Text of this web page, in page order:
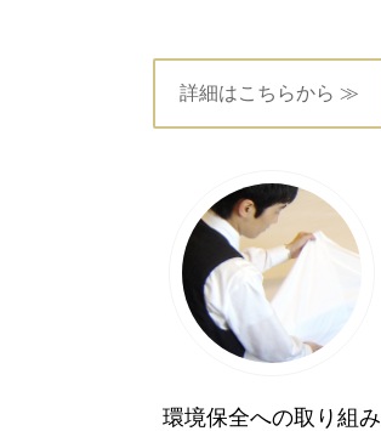
詳細はこちらから ≫
環境保全への取り組み